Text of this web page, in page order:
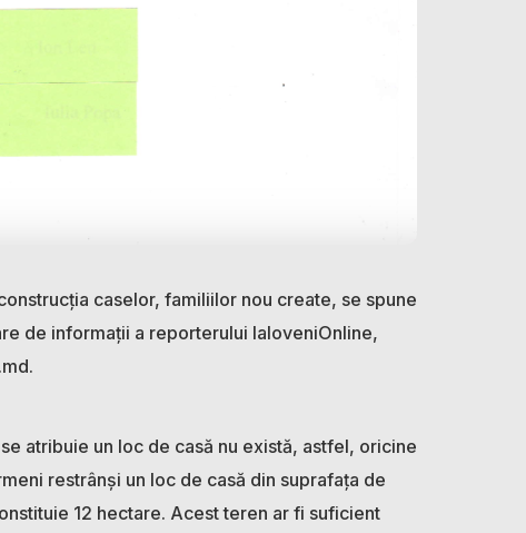
caselor, familiilor nou create, se spune
de informații a reporterului IaloveniOnline,
atribuie un loc de casă nu există, astfel, oricine
restrânși un loc de casă din suprafața de
12 hectare. Acest teren ar fi suficient